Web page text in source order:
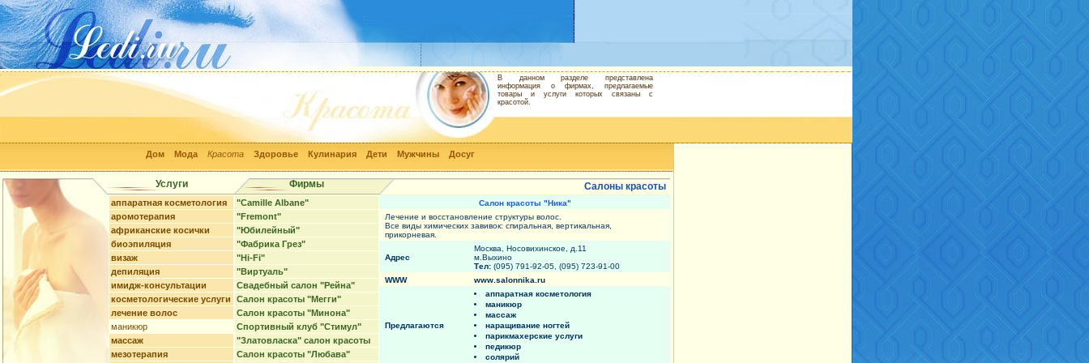
Дом Мода Красота Здоровье Кулинария Дети Мужчины Досуг
В данном разделе представлена
информация о фирмах, предлагаемые
товары и услуги которых связаны с
красотой.
Услуги Фирмы Салоны красоты
аппаратная косметология
аромотерапия
африканские косички
биоэпиляция
визаж
депиляция
имидж-консультации
косметологические услуги
лечение волос
маникюр
массаж
мезотерапия
"Camille Albane"
"Fremont"
"Юбилейный"
"Фабрика Грез"
"Hi-Fi"
"Виртуаль"
Свадебный салон "Рейна"
Салон красоты "Мегги"
Салон красоты "Минона"
Спортивный клуб "Стимул"
"Златовласка" салон красоты
Салон красоты "Любава"
Салон красоты "Ника"
Лечение и восстановление структуры волос.
Все виды химических завивок: спиральная, вертикальная,
прикорневая.
Адрес
Москва, Носовихинское, д.11
м.Выхино
Тел: (095) 791-92-05, (095) 723-91-00
WWW
www.salonnika.ru
Предлагаются
аппаратная косметология
маникюр
массаж
наращивание ногтей
парикмахерские услуги
педикюр
солярий